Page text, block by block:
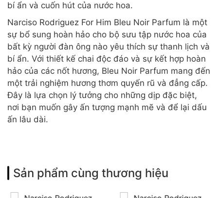
bí ẩn và cuốn hút của nước hoa.
Narciso Rodriguez For Him Bleu Noir Parfum là một
sự bổ sung hoàn hảo cho bộ sưu tập nước hoa của
bất kỳ người đàn ông nào yêu thích sự thanh lịch và
bí ẩn. Với thiết kế chai độc đáo và sự kết hợp hoàn
hảo của các nốt hương, Bleu Noir Parfum mang đến
một trải nghiệm hương thơm quyến rũ và đẳng cấp.
Đây là lựa chọn lý tưởng cho những dịp đặc biệt,
nơi bạn muốn gây ấn tượng mạnh mẽ và để lại dấu
ấn lâu dài.
Sản phẩm cùng thương hiệu